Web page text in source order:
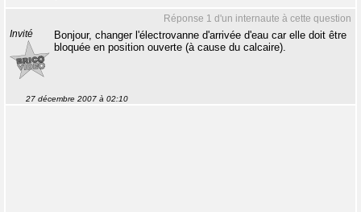
Réponse 1 d'un internaute à cette question
Invité
Bonjour, changer l'électrovanne d'arrivée d'eau car elle doit être
bloquée en position ouverte (à cause du calcaire).
27 décembre 2007 à 02:10